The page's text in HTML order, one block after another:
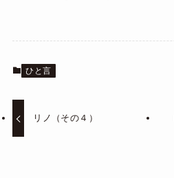
ひと言
リノ（その４）